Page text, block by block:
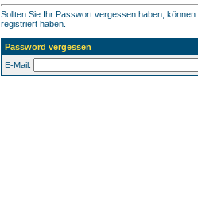
Sollten Sie Ihr Passwort vergessen haben,
registriert haben.
Password vergessen
E-Mail: